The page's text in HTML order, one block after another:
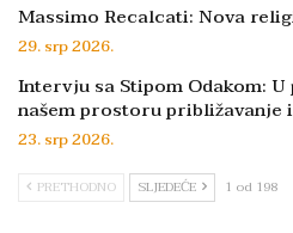
Massimo Recalcati: Nova
29. srp 2026.
Intervju sa Stipom Odakom:
našem prostoru približavanje
23. srp 2026.
PRETHODNO SLJEDEĆE 1 od 198